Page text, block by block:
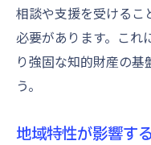
法的手段に
法的対策が
商標権を守
豊島区の事例に
相談や支援を受けるこ
必要があります。これ
り強固な知的財産の
う。
地域特性が影響す